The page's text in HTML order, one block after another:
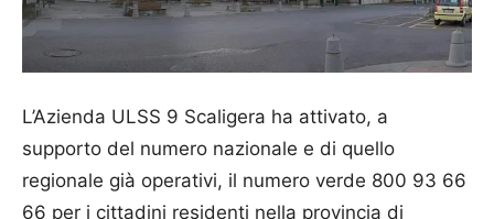
L’Azienda ULSS 9 Scaligera ha attivato, a
supporto del numero nazionale e di quello
regionale già operativi, il numero verde 800 93 66
66 per i cittadini residenti nella provincia di